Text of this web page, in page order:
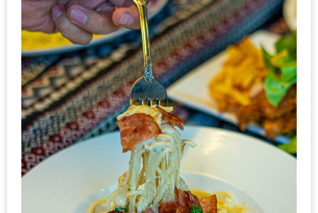
ส่วน
ตัว
ประกาศ
ผล
ผู้
โชค
ดี
อ้วน